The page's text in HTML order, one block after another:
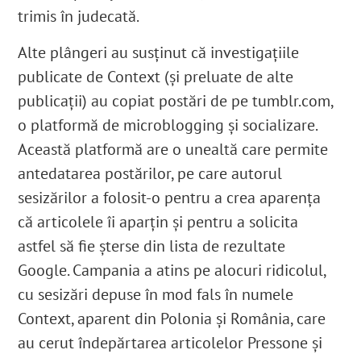
trimis în judecată.
Alte plângeri au susținut că investigațiile
publicate de Context (și preluate de alte
publicații) au copiat postări de pe tumblr.com,
o platformă de microblogging și socializare.
Această platformă are o unealtă care permite
antedatarea postărilor, pe care autorul
sesizărilor a folosit-o pentru a crea aparența
că articolele îi aparțin și pentru a solicita
astfel să fie șterse din lista de rezultate
Google. Campania a atins pe alocuri ridicolul,
cu sesizări depuse în mod fals în numele
Context, aparent din Polonia și România, care
au cerut îndepărtarea articolelor Pressone și